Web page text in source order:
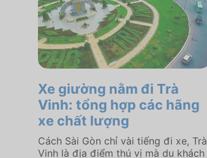
Xe giường nằm đi Trà
Vinh: tổng hợp các hãng
xe chất lượng
Cách Sài Gòn chỉ vài tiếng đi xe, Trà
Vinh là địa điểm thú vị mà du khách